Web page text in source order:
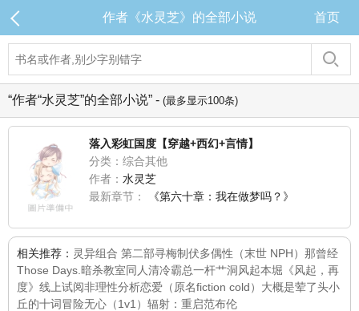
作者《水灵芝》的全部小说 首页
“作者“水灵芝”的全部小说” - (最多显示100条)
落入彩虹国度【穿越+西幻+言情】
分类：综合其他
作者： 水灵芝
最新章节：
《第六十章：我在做梦吗？》
相关推荐： 灵异组合 第二部寻梅制伏多偶性（末世 NPH） 那曾经
Those Days. 暗杀教室同人清冷霸总一杆艹洞 风起本堀《风起，再
度》线上试阅非理性分析恋爱（原名fiction cold） 大概是荤了头小
丘的十词冒险无心（1v1） 辐射：重启范布伦